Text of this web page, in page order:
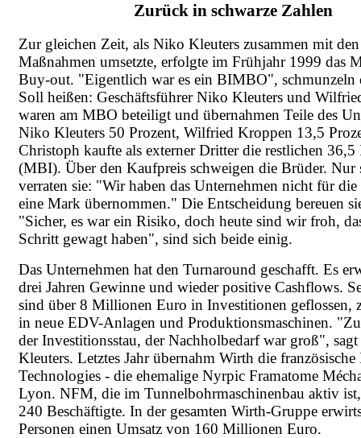
Zurück in schwarze Zahlen
Zur gleichen Zeit, als Niko Kleuters zusammen mit
Maßnahmen umsetzte, erfolgte im Frühjahr 1999 das
Buy-out. "Eigentlich war es ein BIMBO", schmunzeln
Soll heißen: Geschäftsführer Niko Kleuters und
waren am MBO beteiligt und übernahmen Teile des
Niko Kleuters 50 Prozent, Wilfried Kroppen 13,5
Christoph kaufte als externer Dritter die restlichen 36,5
(MBI). Über den Kaufpreis schweigen die Brüder. Nur
verraten sie: "Wir haben das Unternehmen nicht für
eine Mark übernommen." Die Entscheidung bereuen
"Sicher, es war ein Risiko, doch heute sind wir froh,
Schritt gewagt haben", sind sich beide einig.
Das Unternehmen hat den Turnaround geschafft. Es
drei Jahren Gewinne und wieder positive Cashflows.
sind über 8 Millionen Euro in Investitionen geflossen,
in neue EDV-Anlagen und Produktionsmaschinen.
der Investitionsstau, der Nachholbedarf war groß",
Kleuters. Letztes Jahr übernahm Wirth die
Technologies - die ehemalige Nyrpic Framatome
Lyon. NFM, die im Tunnelbohrmaschinenbau aktiv
240 Beschäftigte. In der gesamten Wirth-Gruppe
Personen einen Umsatz von 160 Millionen Euro.